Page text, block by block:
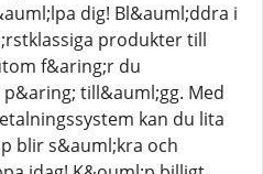
dig! Bl&auml;ddra i
produkter till
f&aring;r du
till&auml;gg. Med
kan du lita
blir s&auml;kra och